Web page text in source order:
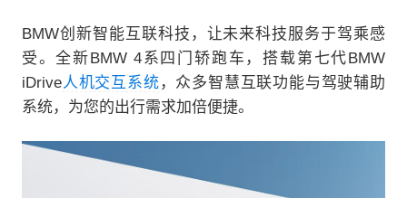
BMW创新智能互联科技，让未来科技服务于驾乘感
受。全新BMW 4系四门轿跑车，搭载第七代BMW
iDrive人机交互系统 ，众多智慧互联功能与驾驶辅助
系统，为您的出行需求加倍便捷。